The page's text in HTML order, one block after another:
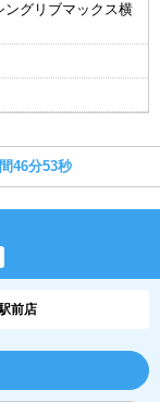
ングリブマックス横
46分52秒
前店